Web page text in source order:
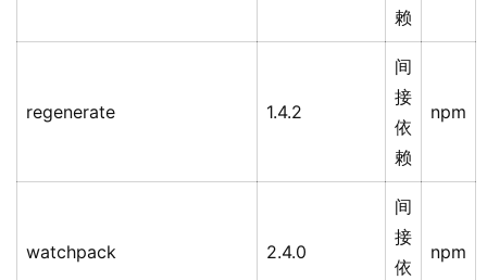
赖
regenerate 1.4.2
间
接
依
赖
npm
watchpack 2.4.0
间
接
依
npm